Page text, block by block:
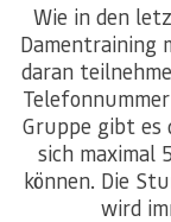
Wie in den
Damentraining
daran
Gruppe gibt es
sich maximal
können. Die
wird